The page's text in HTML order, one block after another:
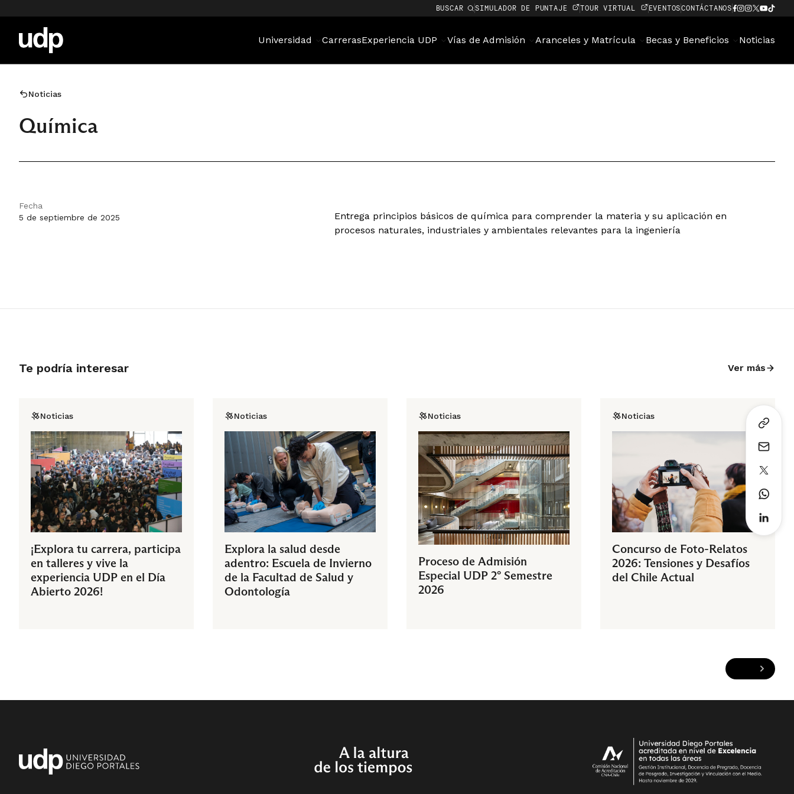
BUSCAR SIMULADOR DE PUNTAJE TOUR VIRTUAL EVENTOSCONTÁCTANOS
Universidad CarrerasExperiencia UDP Vías de Admisión Aranceles y Matrícula Becas y Beneficios Noticias
Noticias
Química
Fecha
5 de septiembre de 2025
Entrega principios básicos de química para comprender la materia y su aplicación en
procesos naturales, industriales y ambientales relevantes para la ingeniería
Te podría interesar Ver más
Noticias
¡Explora tu carrera, participa
en talleres y vive la
experiencia UDP en el Día
Abierto 2026!
Noticias
Explora la salud desde
adentro: Escuela de Invierno
de la Facultad de Salud y
Odontología
Noticias
Proceso de Admisión
Especial UDP 2° Semestre
2026
Noticias
Concurso de Foto-Relatos
2026: Tensiones y Desafíos
del Chile Actual